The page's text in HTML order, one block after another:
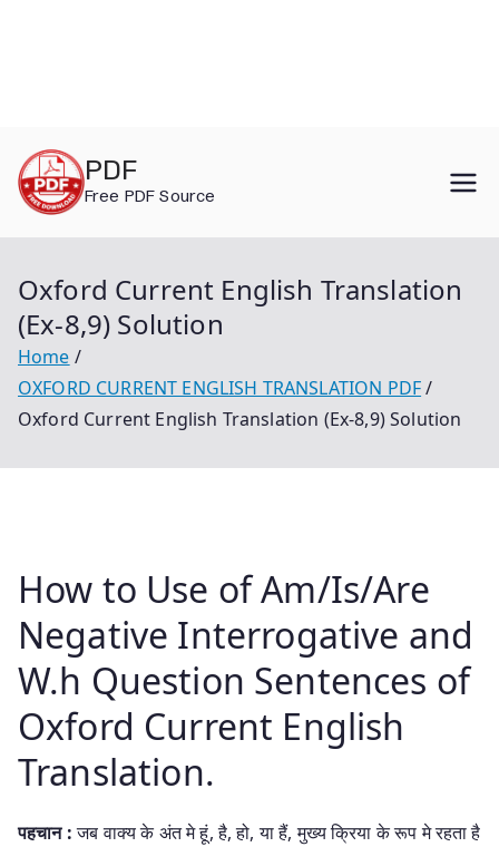
content
PDF
Free PDF Source
Oxford Current English Translation
(Ex-8,9) Solution
Home
OXFORD CURRENT ENGLISH TRANSLATION PDF
Oxford Current English Translation (Ex-8,9) Solution
How to Use of Am/Is/Are
Negative Interrogative and
W.h Question Sentences of
Oxford Current English
Translation.
पहचान :जब वाक्य के अंत मे हूं, है, हो, या हैं, मुख्य क्रिया के रूप मे रहता है